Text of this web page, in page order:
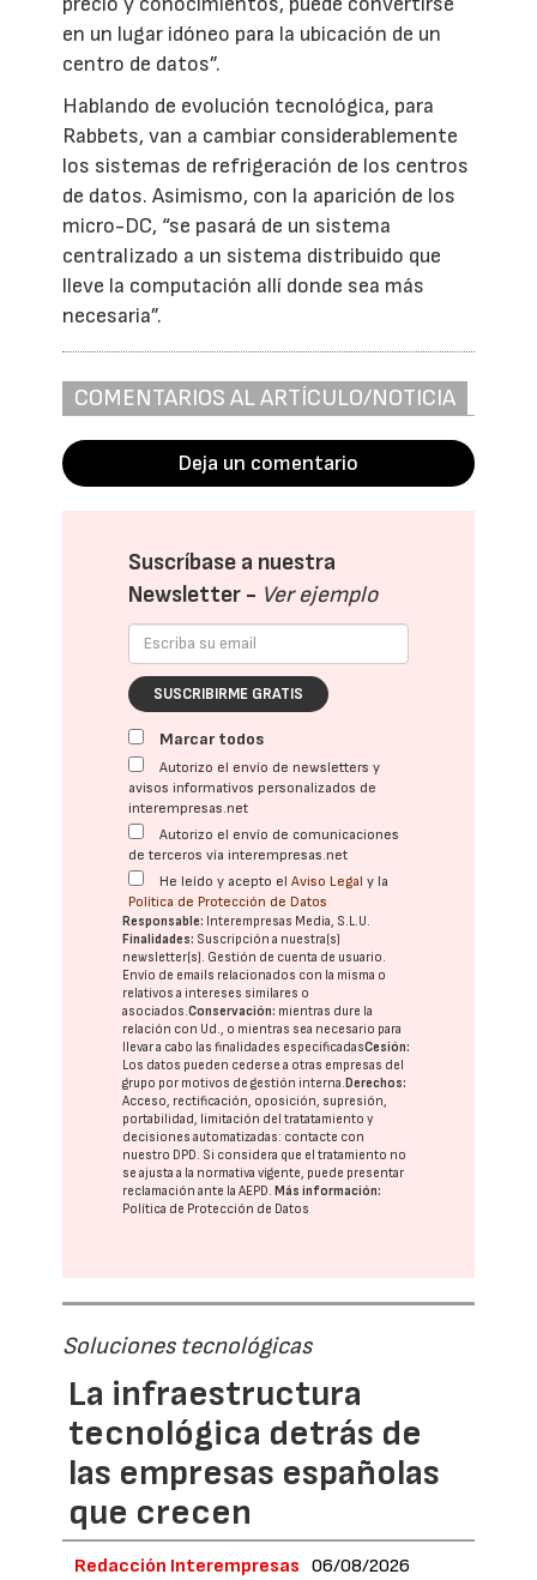
en un lugar idóneo para la ubicación de un
centro de datos”.
Hablando de evolución tecnológica, para
Rabbets, van a cambiar considerablemente
los sistemas de refrigeración de los centros
de datos. Asimismo, con la aparición de los
micro-DC, “se pasará de un sistema
centralizado a un sistema distribuido que
lleve la computación allí donde sea más
necesaria”.
COMENTARIOS AL ARTÍCULO/NOTICIA
Deja un comentario
Suscríbase a nuestra
Newsletter - Ver ejemplo
SUSCRIBIRME GRATIS
Marcar todos
Autorizo el envío de newsletters y
avisos informativos personalizados de
interempresas.net
Autorizo el envío de comunicaciones
de terceros vía interempresas.net
He leído y acepto elAviso Legal y la
Política de Protección de Datos
Responsable: Interempresas Media, S.L.U.
Finalidades: Suscripción a nuestra(s)
newsletter(s). Gestión de cuenta de usuario.
Envío de emails relacionados con la misma o
relativos a intereses similares o
asociados.Conservación: mientras dure la
relación con Ud., o mientras sea necesario para
llevar a cabo las finalidades especificadasCesión:
Los datos pueden cederse a otras empresas del
grupo por motivos de gestión interna.Derechos:
Acceso, rectificación, oposición, supresión,
portabilidad, limitación del tratatamiento y
decisiones automatizadas: contacte con
nuestro DPD. Si considera que el tratamiento no
se ajusta a la normativa vigente, puede presentar
reclamación ante laAEPD.Más información:
Política de Protección de Datos
Soluciones tecnológicas
La infraestructura
tecnológica detrás de
las empresas españolas
que crecen
Redacción Interempresas 06/08/2026